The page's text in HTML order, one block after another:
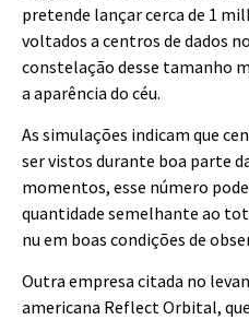
pretende lançar cerca de 1
voltados a centros de dados
constelação desse tamanho
a aparência do céu.
As simulações indicam que
ser vistos durante boa parte
momentos, esse número
quantidade semelhante ao
nu em boas condições de
Outra empresa citada no
americana Reflect Orbital,